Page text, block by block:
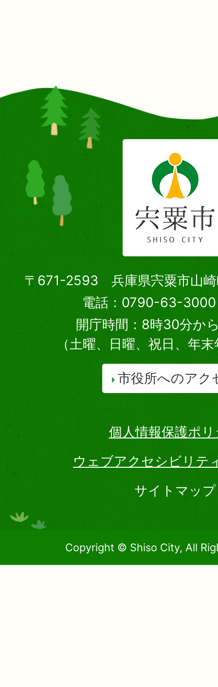
〒671-2593 兵庫県宍粟市山崎
電話：0790-63-3000
開庁時間：8時30分か
（土曜、日曜、祝日、年
市役所へのアク
個人情報保護ポ
ウェブアクセシビリテ
サイトマップ
Copyright © Shiso City, All